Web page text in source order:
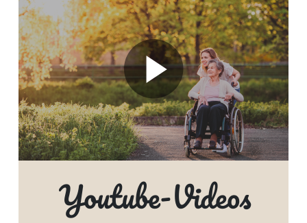
Youtube-Videos